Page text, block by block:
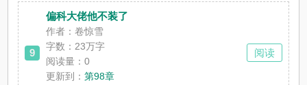
9
偏科大佬他不装了
作者：卷惊雪
字数：23万字
阅读量：0
更新到：第98章
阅读